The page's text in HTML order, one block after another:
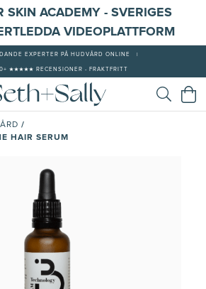
SKIN ACADEMY - SVERIGES
VIDEOPLATTFORM
EXPERTER PÅ HUDVÅRD ONLINE
★★★★★ RECENSIONER - FRAKTFRITT
/
HAIR SERUM